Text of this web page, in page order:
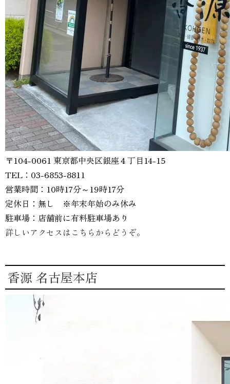
〒104-0061 東京都中央区銀座４丁目14-15
TEL：03-6853-8811
営業時間：10時17分～19時17分
定休日：無し ※年末年始のみ休み
駐車場：店舗前に有料駐車場あり
詳しいアクセスはこちらからどうぞ。
香源 名古屋本店